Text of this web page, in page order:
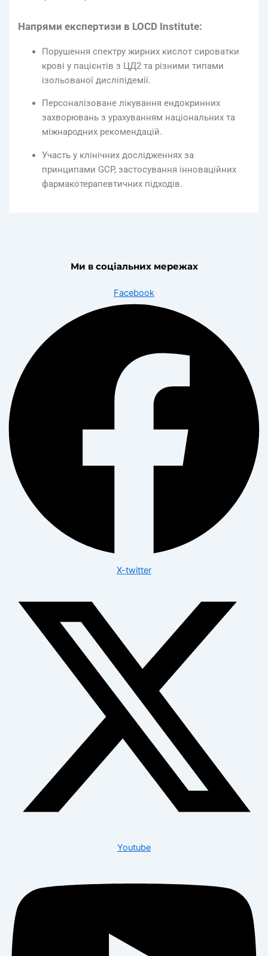
Напрями експертизи в LOCD Institute:
Порушення спектру жирних кислот сироватки
крові у пацієнтів з ЦД2 та різними типами
ізольованої дисліпідемії.
Персоналізоване лікування ендокринних
захворювань з урахуванням національних та
міжнародних рекомендацій.
Участь у клінічних дослідженнях за
принципами GCP, застосування інноваційних
фармакотерапевтичних підходів.
Ми в соціальних мережах
Facebook
X-twitter
Youtube